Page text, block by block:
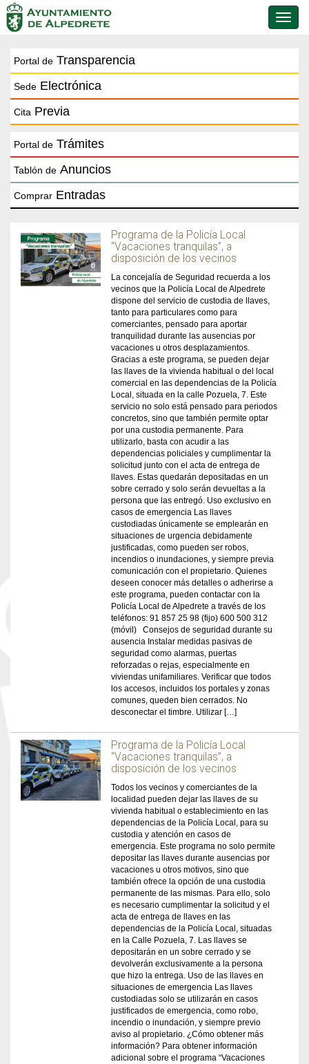
de
Portal de Transparencia
Sede Electrónica
Cita Previa
Portal de Trámites
Tablón de Anuncios
Comprar Entradas
Programa de la Policía Local
“Vacaciones tranquilas”, a
disposición de los vecinos
La concejalía de Seguridad recuerda a los
vecinos que la Policía Local de Alpedrete
dispone del servicio de custodia de llaves,
tanto para particulares como para
comerciantes, pensado para aportar
tranquilidad durante las ausencias por
vacaciones u otros desplazamientos.
Gracias a este programa, se pueden dejar
las llaves de la vivienda habitual o del local
comercial en las dependencias de la Policía
Local, situada en la calle Pozuela, 7. Este
servicio no solo está pensado para periodos
concretos, sino que también permite optar
por una custodia permanente. Para
utilizarlo, basta con acudir a las
dependencias policiales y cumplimentar la
solicitud junto con el acta de entrega de
llaves. Estas quedarán depositadas en un
sobre cerrado y solo serán devueltas a la
persona que las entregó. Uso exclusivo en
casos de emergencia Las llaves
custodiadas únicamente se emplearán en
situaciones de urgencia debidamente
justificadas, como pueden ser robos,
incendios o inundaciones, y siempre previa
comunicación con el propietario. Quienes
deseen conocer más detalles o adherirse a
este programa, pueden contactar con la
Policía Local de Alpedrete a través de los
teléfonos: 91 857 25 98 (fijo) 600 500 312
(móvil) Consejos de seguridad durante su
ausencia Instalar medidas pasivas de
seguridad como alarmas, puertas
reforzadas o rejas, especialmente en
viviendas unifamiliares. Verificar que todos
los accesos, incluidos los portales y zonas
comunes, queden bien cerrados. No
desconectar el timbre. Utilizar […]
Programa de la Policía Local
“Vacaciones tranquilas”, a
disposición de los vecinos
Todos los vecinos y comerciantes de la
localidad pueden dejar las llaves de su
vivienda habitual o establecimiento en las
dependencias de la Policía Local, para su
custodia y atención en casos de
emergencia. Este programa no solo permite
depositar las llaves durante ausencias por
vacaciones u otros motivos, sino que
también ofrece la opción de una custodia
permanente de las mismas. Para ello, solo
es necesario cumplimentar la solicitud y el
acta de entrega de llaves en las
dependencias de la Policía Local, situadas
en la Calle Pozuela, 7. Las llaves se
depositarán en un sobre cerrado y se
devolverán exclusivamente a la persona
que hizo la entrega. Uso de las llaves en
situaciones de emergencia Las llaves
custodiadas solo se utilizarán en casos
justificados de emergencia, como robo,
incendio o inundación, y siempre previo
aviso al propietario. ¿Cómo obtener más
información? Para obtener información
adicional sobre el programa “Vacaciones